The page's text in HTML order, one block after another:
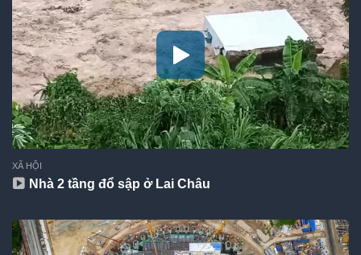
XÃ HỘI
Nhà 2 tầng đổ sập ở Lai Châu